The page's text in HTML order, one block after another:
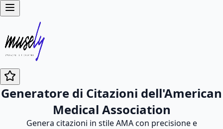
Generatore di Citazioni dell'American
Medical Association
Genera citazioni in stile AMA con precisione e